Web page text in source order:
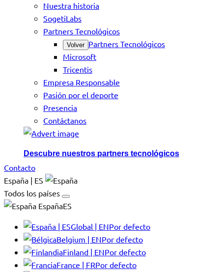
Nuestra historia
SogetiLabs
Partners Tecnológicos
Volver Partners Tecnológicos
Microsoft
Tricentis
Empresa Responsable
Pasión por el deporte
Presencia
Contáctanos
Descubre nuestros partners tecnológicos
Contacto
España | ES
Todos los países
EspañaES
Global | ENPor defecto
Belgium | ENPor defecto
Finland | ENPor defecto
France | FRPor defecto